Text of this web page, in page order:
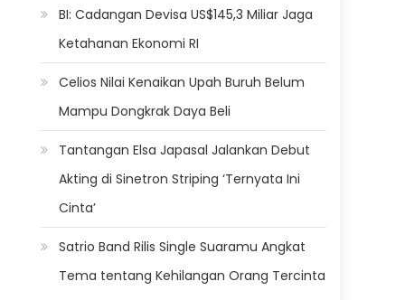
BI: Cadangan Devisa US$145,3 Miliar Jaga
Ketahanan Ekonomi RI
Celios Nilai Kenaikan Upah Buruh Belum
Mampu Dongkrak Daya Beli
Tantangan Elsa Japasal Jalankan Debut
Akting di Sinetron Striping ‘Ternyata Ini
Cinta’
Satrio Band Rilis Single Suaramu Angkat
Tema tentang Kehilangan Orang Tercinta